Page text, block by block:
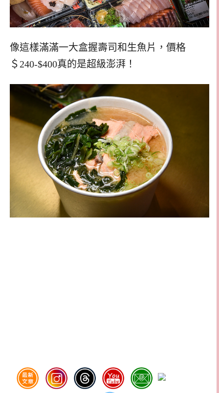
像這樣滿滿一大盒握壽司和生魚片，價格
＄240-$400真的是超級澎湃！